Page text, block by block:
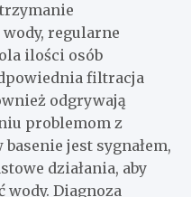
regularne
ilości osób
filtracja
odgrywają
problemom z
jest sygnałem,
działania, aby
wody. Diagnoza